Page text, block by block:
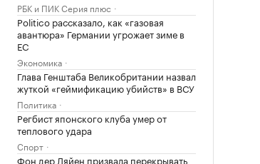
РБК и ПИК Серия плюс
Politico рассказало, как «газовая
авантюра» Германии угрожает зиме в
ЕС
Экономика
Глава Генштаба Великобритании назвал
жуткой «геймификацию убийств» в ВСУ
Политика
Регбист японского клуба умер от
теплового удара
Спорт
Фон дер Ляйен призвала перекрывать